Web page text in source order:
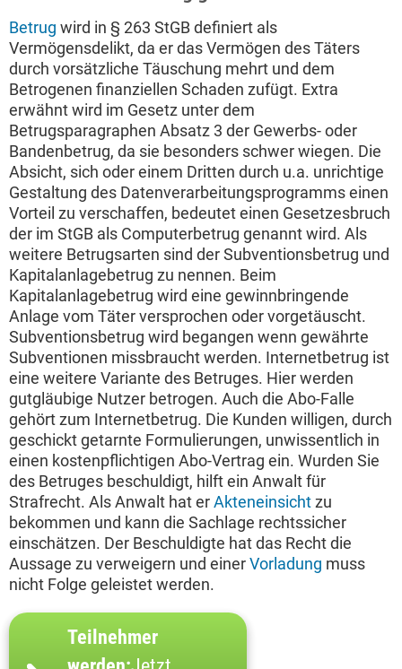
Betrug wird in § 263 StGB definiert als
Vermögensdelikt, da er das Vermögen des Täters
durch vorsätzliche Täuschung mehrt und dem
Betrogenen finanziellen Schaden zufügt. Extra
erwähnt wird im Gesetz unter dem
Betrugsparagraphen Absatz 3 der Gewerbs- oder
Bandenbetrug, da sie besonders schwer wiegen. Die
Absicht, sich oder einem Dritten durch u.a. unrichtige
Gestaltung des Datenverarbeitungsprogramms einen
Vorteil zu verschaffen, bedeutet einen Gesetzesbruch
der im StGB als Computerbetrug genannt wird. Als
weitere Betrugsarten sind der Subventionsbetrug und
Kapitalanlagebetrug zu nennen. Beim
Kapitalanlagebetrug wird eine gewinnbringende
Anlage vom Täter versprochen oder vorgetäuscht.
Subventionsbetrug wird begangen wenn gewährte
Subventionen missbraucht werden. Internetbetrug ist
eine weitere Variante des Betruges. Hier werden
gutgläubige Nutzer betrogen. Auch die Abo-Falle
gehört zum Internetbetrug. Die Kunden willigen, durch
geschickt getarnte Formulierungen, unwissentlich in
einen kostenpflichtigen Abo-Vertrag ein. Wurden Sie
des Betruges beschuldigt, hilft ein Anwalt für
Strafrecht. Als Anwalt hat erAkteneinsichtzu
bekommen und kann die Sachlage rechtssicher
einschätzen. Der Beschuldigte hat das Recht die
Aussage zu verweigern und einerVorladung muss
nicht Folge geleistet werden.
Teilnehmer